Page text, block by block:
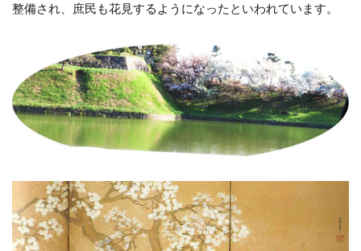
整備され、庶民も花見するようになったといわれています。